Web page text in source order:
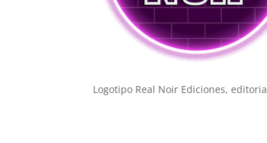
Logotipo Real Noir Ediciones,